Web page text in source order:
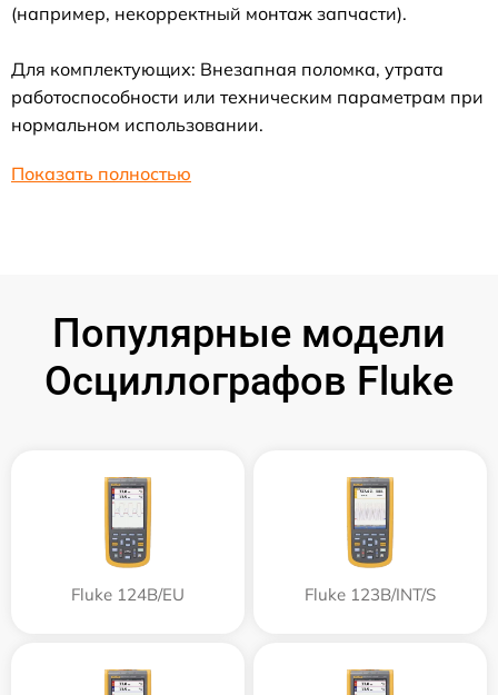
(например, некорректный монтаж запчасти).
Для комплектующих: Внезапная поломка, утрата
работоспособности или техническим параметрам при
нормальном использовании.
Показать полностью
Популярные модели
Осциллографов Fluke
Fluke 124B/EU Fluke 123B/INT/S